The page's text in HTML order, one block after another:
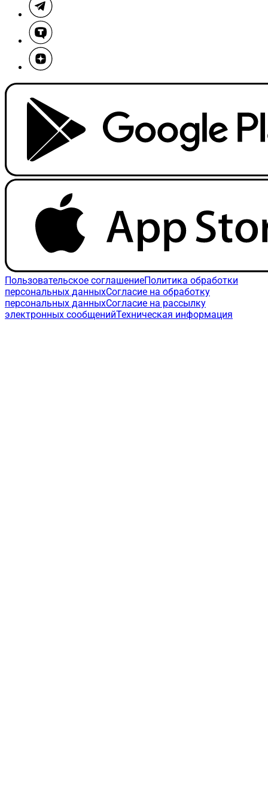
Пользовательское соглашениеПолитика обработки
персональных данныхСогласие на обработку
персональных данныхСогласие на рассылку
электронных сообщенийТехническая информация